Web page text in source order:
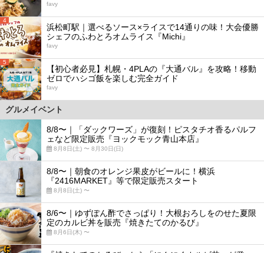
favy
4
浜松町駅｜選べるソース×ライスで14通りの味！大会優勝
シェフのふわとろオムライス『Michi』
favy
5
【初心者必見】札幌・4PLAの『大通バル』を攻略！移動
ゼロでハシゴ飯を楽しむ完全ガイド
favy
グルメイベント
8/8〜｜「ダックワーズ」が復刻！ピスタチオ香るパルフ
ェなど限定販売『ヨックモック青山本店』
8月8日(土) 〜 8月30日(日)
8/8〜｜朝食のオレンジ果皮がビールに！横浜
『2416MARKET』等で限定販売スタート
8月8日(土) 〜
8/6〜｜ゆずぽん酢でさっぱり！大根おろしをのせた夏限
定のカルビ丼を販売『焼きたてのかるび』
8月6日(木) 〜